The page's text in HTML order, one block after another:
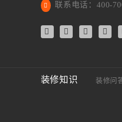
联系电话：400-
装修知识 装修问